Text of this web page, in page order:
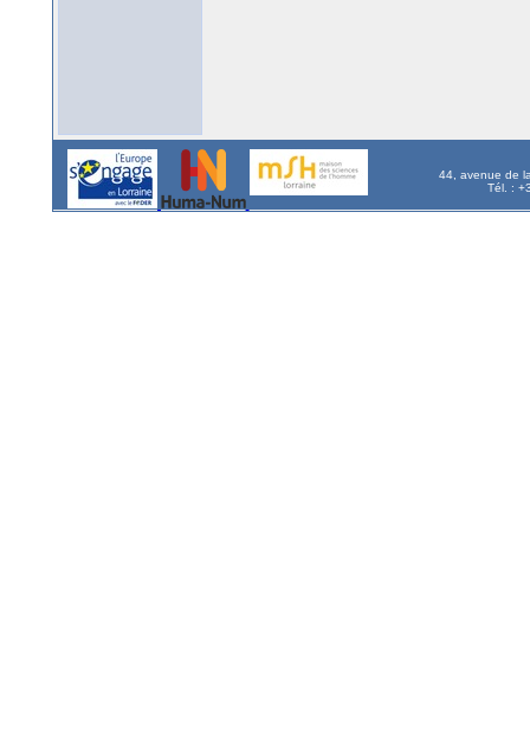
44, avenue de
Tél. :